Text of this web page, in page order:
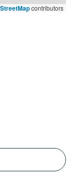
contributors